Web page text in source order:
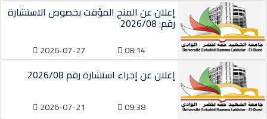
إعلان عن المنح المؤقت بخصوص الاستشارة
رقم: 2026/08
08:14
2026-07-27
إعلان عن إجراء استشارة رقم 2026/08
09:38
2026-07-21